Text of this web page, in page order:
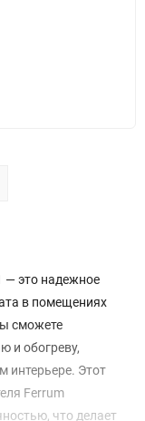
— это надежное
в помещениях
сможете
и обогреву,
интерьере. Этот
Ferrum
что делает